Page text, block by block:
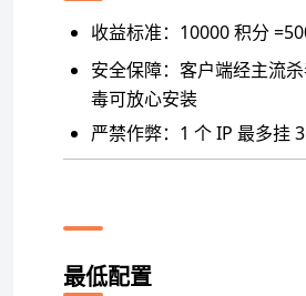
收益标准：10000 积分
安全保障：客户端经主流
毒可放心安装
严禁作弊：1 个 IP 最多挂
最低配置